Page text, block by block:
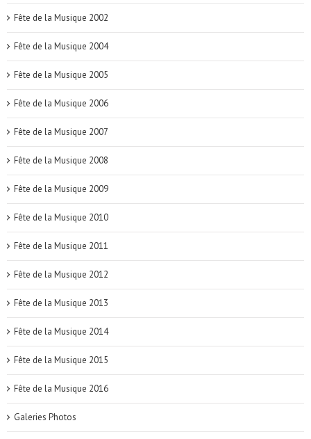
Fête de la Musique 2002
Fête de la Musique 2004
Fête de la Musique 2005
Fête de la Musique 2006
Fête de la Musique 2007
Fête de la Musique 2008
Fête de la Musique 2009
Fête de la Musique 2010
Fête de la Musique 2011
Fête de la Musique 2012
Fête de la Musique 2013
Fête de la Musique 2014
Fête de la Musique 2015
Fête de la Musique 2016
Galeries Photos